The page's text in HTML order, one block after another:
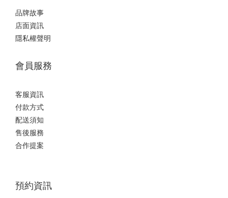
品牌故事
店面資訊
隱私權聲明
會員服務
客服資訊
付款方式
配送須知
售後服務
合作提案
預約資訊